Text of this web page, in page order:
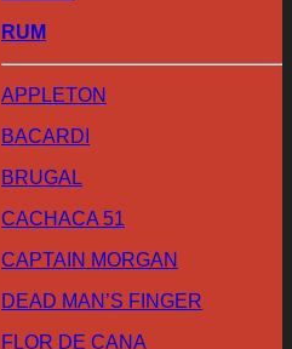
RUM
APPLETON
BACARDI
BRUGAL
CACHACA 51
CAPTAIN MORGAN
DEAD MAN’S FINGER
FLOR DE CANA